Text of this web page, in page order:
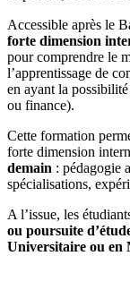
Accessible après le
forte dimension
pour comprendre le
l’apprentissage de
en ayant la
ou finance).
Cette formation
forte dimension
demain : pédagogie
spécialisations,
A l’issue, les
ou poursuite
Universitaire ou en